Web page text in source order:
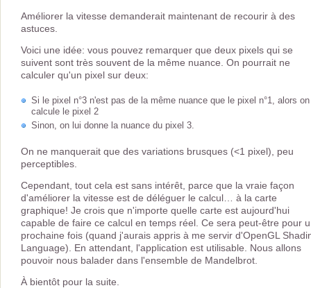
Améliorer la vitesse demanderait maintenant de recourir à des
astuces.
Voici une idée: vous pouvez remarquer que deux pixels qui se
suivent sont très souvent de la même nuance. On pourrait ne
calculer qu'un pixel sur deux:
Si le pixel n°3 n'est pas de la même nuance que le pixel n°1, alors on
calcule le pixel 2
Sinon, on lui donne la nuance du pixel 3.
On ne manquerait que des variations brusques (<1 pixel), peu
perceptibles.
Cependant, tout cela est sans intérêt, parce que la vraie façon
d'améliorer la vitesse est de déléguer le calcul… à la carte
graphique! Je crois que n'importe quelle carte est aujourd'hui
capable de faire ce calcul en temps réel. Ce sera peut-être pour
prochaine fois (quand j'aurais appris à me servir d'OpenGL
Language). En attendant, l'application est utilisable. Nous allons
pouvoir nous balader dans l'ensemble de Mandelbrot.
À bientôt pour la suite.